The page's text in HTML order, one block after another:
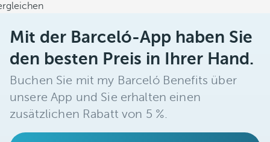
Mit der Barceló-App haben Sie
den besten Preis in Ihrer Hand.
Buchen Sie mit my Barceló Benefits über
unsere App und Sie erhalten einen
zusätzlichen Rabatt von 5 %.